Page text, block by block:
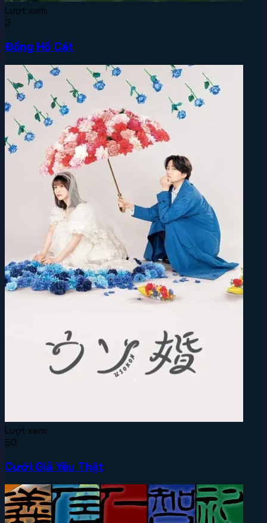
Lượt xem:
3
Đồng Hồ Cát
Lượt xem:
50
Cưới Giả Yêu Thật